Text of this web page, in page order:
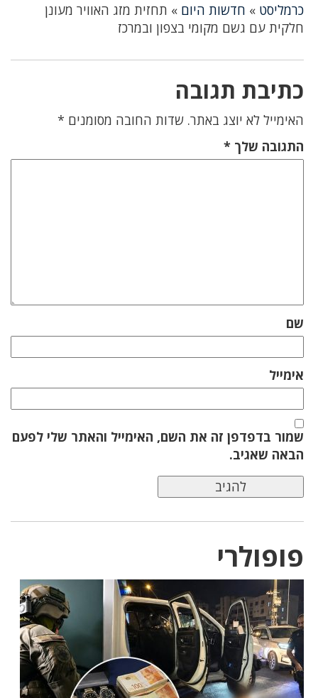
כרמליסט » חדשות היום » תחזית מזג האוויר מעונן
חלקית עם גשם מקומי בצפון ובמרכז
כתיבת תגובה
האימייל לא יוצג באתר. שדות החובה מסומנים *
התגובה שלך *
שם
אימייל
שמור בדפדפן זה את השם, האימייל והאתר שלי לפעם
הבאה שאגיב.
פופולרי